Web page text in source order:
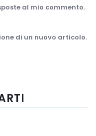
al mio commento.
di un nuovo articolo.